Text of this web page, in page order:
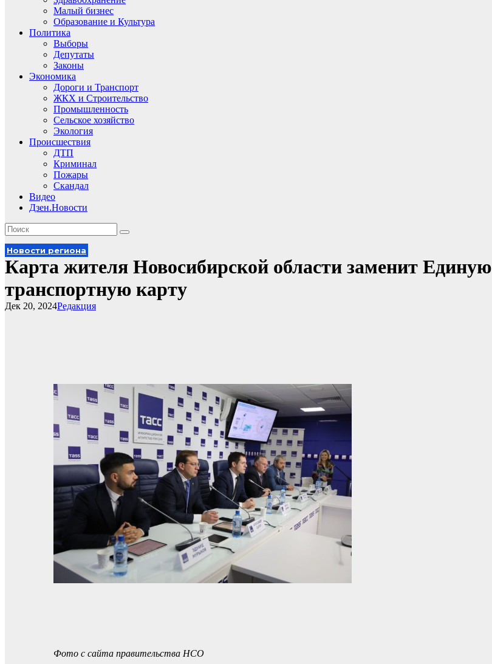
Малый бизнес
Образование и Культура
Политика
Выборы
Депутаты
Законы
Экономика
Дороги и Транспорт
ЖКХ и Строительство
Промышленность
Сельское хозяйство
Экология
Происшествия
ДТП
Криминал
Пожары
Скандал
Видео
Дзен.Новости
Новости региона
Карта жителя Новосибирской области заменит Единую
транспортную карту
Редакция
Дек 20, 2024
Фото с сайта правительства НСО